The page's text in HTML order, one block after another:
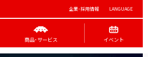
企業･採用情報 LANGUAGE
商品･サービス イベント